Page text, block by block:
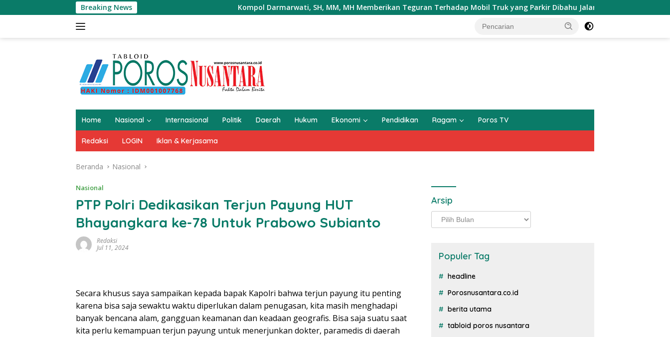
ke
Breaking News Kompol Darmarwati, SH, MM, MH Memberikan Teguran Terhadap Mobil Truk yang Parkir Dibahu Jalan di Tol CSI Tanggerang Kota
Home Nasional Internasional Politik Daerah Hukum Ekonomi Pendidikan Ragam Poros TV
Redaksi LOGIN Iklan & Kerjasama
Beranda Nasional
Nasional
PTP Polri Dedikasikan Terjun Payung HUT
Bhayangkara ke-78 Untuk Prabowo Subianto
Redaksi
Jul 11, 2024
Secara khusus saya sampaikan kepada bapak Kapolri bahwa terjun payung itu penting
karena bisa saja sewaktu waktu diperlukan dalam penugasan, kita masih menghadapi
banyak bencana alam, gangguan keamanan dan keadaan geografis. Bisa saja suatu saat
kita perlu kemampuan terjun payung untuk menerjunkan dokter, paramedis di daerah
Arsip
Arsip
Populer Tag
headline
Porosnusantara.co.id
berita utama
tabloid poros nusantara